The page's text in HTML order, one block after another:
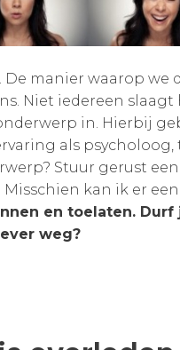
De manier waarop we
Niet iedereen slaagt
in. Hierbij
als psycholoog,
Stuur gerust
. Misschien kan ik er
en toelaten.
weg?